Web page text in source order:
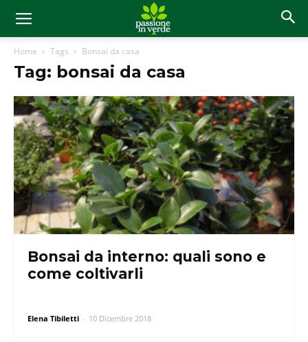
Home Tags Bonsai da casa
Tag: bonsai da casa
Bonsai da interno: quali sono e
come coltivarli
Elena Tibiletti - 10 Dicembre 2018